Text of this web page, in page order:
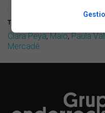
També us pot interessar veure
Clara Peya, Maio, Paula
Mercadé